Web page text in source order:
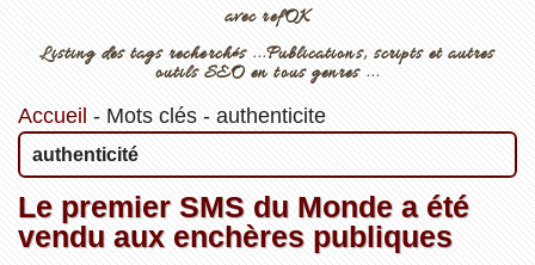
avec refOK
Listing des tags recherchés ...Publications, scripts et autres
outils SEO en tous genres ...
Accueil - Mots clés- authenticite
authenticité
Le premier SMS du Monde a été
vendu aux enchères publiques